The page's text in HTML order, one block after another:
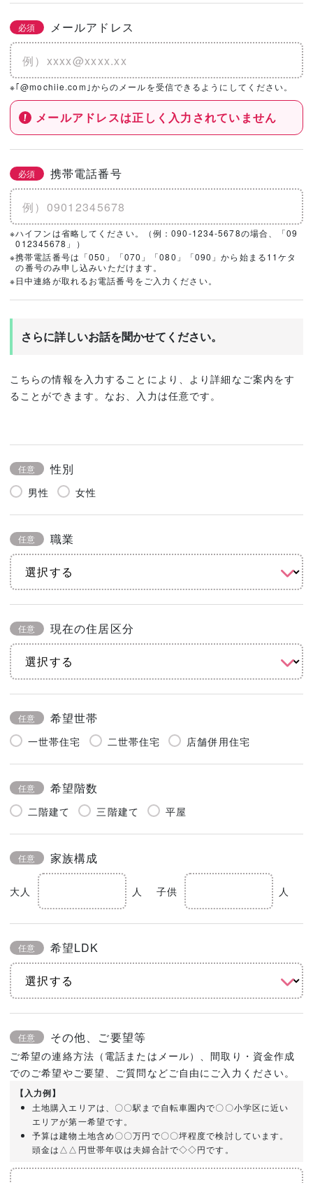
必須 メールアドレス
※｢@mochiie.com｣からのメールを受信できるようにしてください。
メールアドレスは正しく入力されていません
必須 携帯電話番号
※ハイフンは省略してください。（例：090-1234-5678の場合、「09
012345678」）
※携帯電話番号は「050」「070」「080」「090」から始まる11ケタ
の番号のみ申し込みいただけます。
※日中連絡が取れるお電話番号をご入力ください。
さらに詳しいお話を聞かせてください。
こちらの情報を入力することにより、より詳細なご案内をす
ることができます。なお、入力は任意です。
任意 性別
男性 女性
任意 職業
任意 現在の住居区分
任意 希望世帯
一世帯住宅 二世帯住宅 店舗併用住宅
任意 希望階数
二階建て 三階建て 平屋
任意 家族構成
大人 人 子供 人
任意 希望LDK
任意 その他、ご要望等
ご希望の連絡方法（電話またはメール）、間取り・資金作成
でのご希望やご要望、ご質問などご自由にご入力ください。
【入力例】
土地購入エリアは、〇〇駅まで自転車圏内で〇〇小学区に近い
エリアが第一希望です。
予算は建物土地含め〇〇万円で〇〇坪程度で検討しています。
頭金は△△円世帯年収は夫婦合計で◇◇円です。